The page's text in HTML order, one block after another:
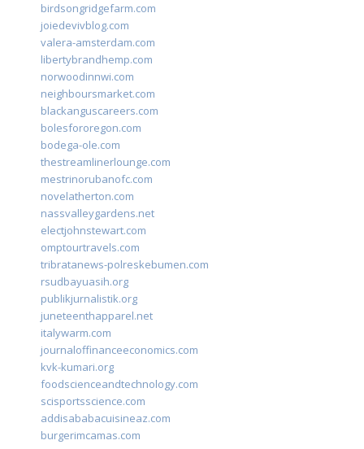
birdsongridgefarm.com
joiedevivblog.com
valera-amsterdam.com
libertybrandhemp.com
norwoodinnwi.com
neighboursmarket.com
blackanguscareers.com
bolesfororegon.com
bodega-ole.com
thestreamlinerlounge.com
mestrinorubanofc.com
novelatherton.com
nassvalleygardens.net
electjohnstewart.com
omptourtravels.com
tribratanews-polreskebumen.com
rsudbayuasih.org
publikjurnalistik.org
juneteenthapparel.net
italywarm.com
journaloffinanceeconomics.com
kvk-kumari.org
foodscienceandtechnology.com
scisportsscience.com
addisababacuisineaz.com
burgerimcamas.com